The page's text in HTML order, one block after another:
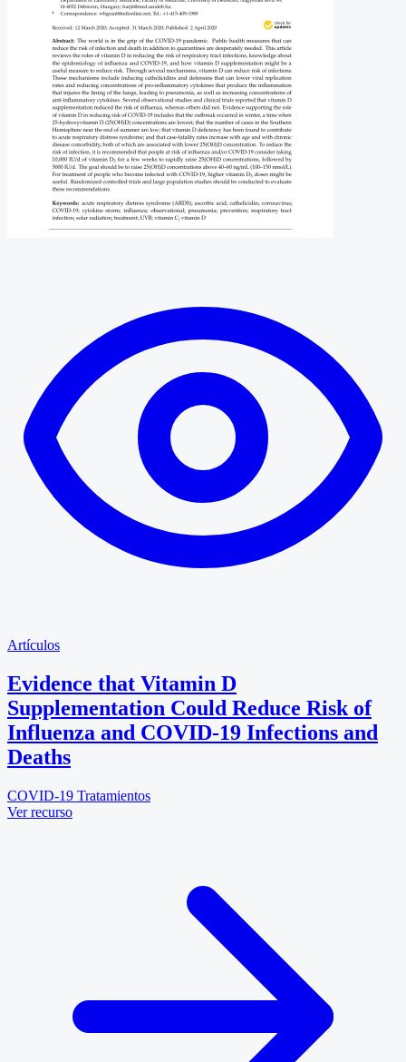
Artículos
Evidence that Vitamin D
Supplementation Could Reduce Risk of
Influenza and COVID-19 Infections and
Deaths
COVID-19 Tratamientos
Ver recurso